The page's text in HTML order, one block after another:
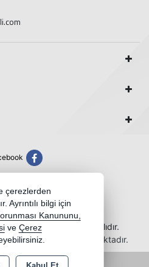
- Tüm hakları saklıdır.
sertifikası ile korunmaktadır.
çerezlerden
Ayrıntılı bilgi için
Kanununu,
ve Çerez